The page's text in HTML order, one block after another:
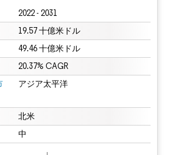
2022 - 2031
19.57 十億米ドル
49.46 十億米ドル
20.37% CAGR
アジア太平洋
北米
中
にはCC BY 4.0の表示が必要です。